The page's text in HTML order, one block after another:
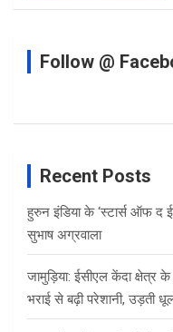
Follow @
Recent Posts
हुरुन इंडिया के ‘स्टार्स ऑफ द
सुभाष अग्रवाला
जामुड़िया: ईसीएल केंदा क्षेत्र
भराई से बढ़ी परेशानी, उड़ती